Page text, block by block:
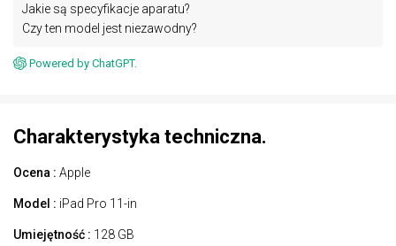
Jakie są specyfikacje aparatu?
Czy ten model jest niezawodny?
Powered by ChatGPT.
Charakterystyka techniczna.
Ocena : Apple
Model : iPad Pro 11-in
Umiejętność : 128 GB